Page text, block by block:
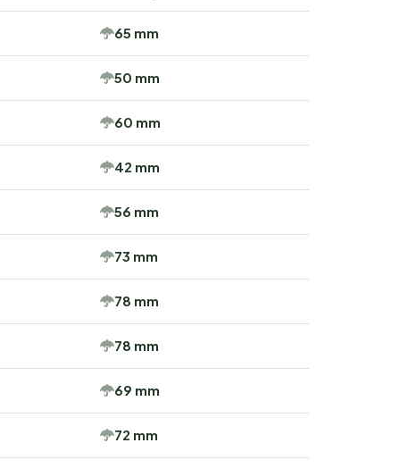
65 mm
50 mm
60 mm
42 mm
56 mm
73 mm
78 mm
78 mm
69 mm
72 mm